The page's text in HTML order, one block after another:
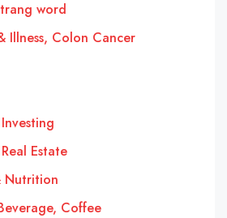
word
Illness, Colon Cancer
Estate
Nutrition
Coffee